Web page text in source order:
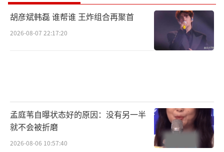
胡彦斌韩磊 谁帮谁 王炸组合再聚首
2026-08-07 22:17:20
孟庭苇自曝状态好的原因：没有另一半
就不会被折磨
2026-08-06 10:57:40